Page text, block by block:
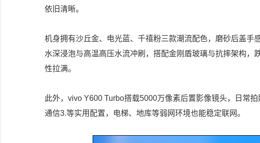
依旧清晰。
机身拥有沙丘金、电光蓝、千禧粉三款潮流配色，磨砂后盖手
水深浸泡与高温高压水流冲刷，搭配金刚盾玻璃与抗摔架构，
性拉满。
此外，vivo Y600 Turbo搭载5000万像素后置影像镜头，日常
通信3.等实用配置，电梯、地库等弱网环境也能稳定联网。